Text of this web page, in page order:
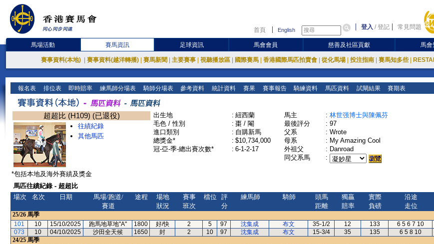
首頁 English 登入 /登記 常見問題
馬場活動 賽馬資訊 足球資訊 馬會會員 慈善及社區貢獻 馬會
賽事資料(本地) 賽事資料(越洋轉播) 賽馬新聞 主要賽事 視聽播放區 國際賽馬 香港國際馬匹拍賣會 從化馬場 投注指南 賽馬知多些
報名表 排位表 即時賠率 練馬師分場表 騎師分場表 參考資料 統計資料 賽果 賽事報告 騎練資料 馬匹資料 試閘結果 賽期表
超超比 (H109) (已退役)
往績紀錄
其他馬匹
出生地 : 紐西蘭
毛色 / 性別
: 棗 / 閹
進口類別
: 自購新馬
總獎金*
: $10,734,000
冠-亞-季-總出賽次數*
: 6-1-2-17
馬主 : 林世强博士與陳佩芬
最後評分
: 97
父系
: Wrote
母系
: My Amazing Cool
外祖父
: Danroad
同父系馬
:
*包括本地及海外賽績及獎金
馬匹往績紀錄 - 超超比
場次
名次 日期
馬場/跑道/
賽道
途程
場地
狀況
賽事
班次
檔位
評
分
練馬師 騎師
頭馬
距離
獨贏
賠率
實際
負磅
沿途
走位
25/26 馬季
101
10 15/10/2025 跑馬地草地"A" 1800 好/快 2 5 97 沈集成 布文 35-1/2 12 133 6 5 6 7 10
073
10 04/10/2025 沙田全天候 1650 封 2 10 97 沈集成 布文 15-3/4 35 135 6 5 8 10
24/25 馬季